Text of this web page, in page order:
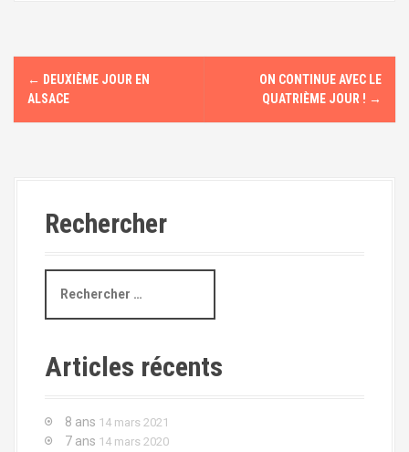
N
a
← DEUXIÈME JOUR EN
ALSACE
ON CONTINUE AVEC LE
QUATRIÈME JOUR ! →
Rechercher
c
r
e
Articles récents
8 ans 14 mars 2021
7 ans 14 mars 2020